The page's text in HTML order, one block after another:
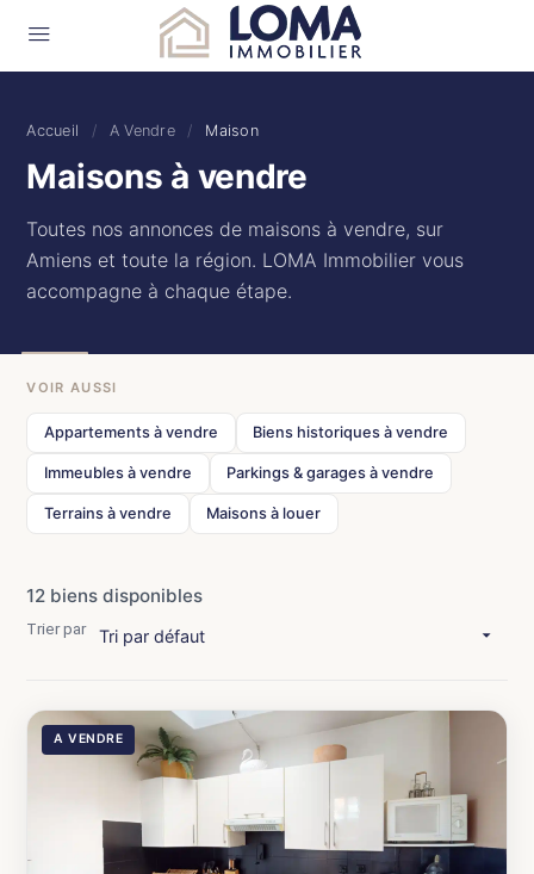
Accueil / A Vendre / Maison
Maisons à vendre
Toutes nos annonces de maisons à vendre, sur
Amiens et toute la région. LOMA Immobilier vous
accompagne à chaque étape.
VOIR AUSSI
Appartements à vendre Biens historiques à vendre
Immeubles à vendre Parkings & garages à vendre
Terrains à vendre Maisons à louer
12 biens disponibles
Trier par
A VENDRE